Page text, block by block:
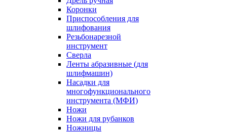
Коронки
Приспособления для
шлифования
Резьбонарезной
инструмент
Сверла
Ленты абразивные (для
шлифмашин)
Насадки для
многофункционального
инструмента (МФИ)
Ножи
Ножи для рубанков
Ножницы